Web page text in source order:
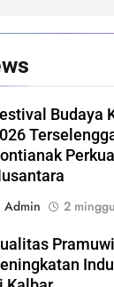
Budaya
Admin
2